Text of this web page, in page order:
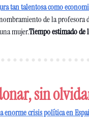
tan talentosa como
de la profesora
una mujer.Tiempo estimado de
sin
enorme crisis política en